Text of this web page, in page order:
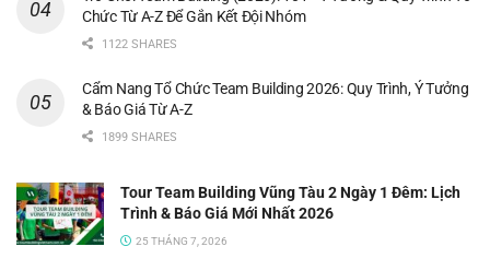
Chức Từ A-Z Để Gắn Kết Đội Nhóm
1122 SHARES
Cẩm Nang Tổ Chức Team Building 2026: Quy Trình, Ý Tưởng
& Báo Giá Từ A-Z
1899 SHARES
Tour Team Building Vũng Tàu 2 Ngày 1 Đêm: Lịch
Trình & Báo Giá Mới Nhất 2026
25 THÁNG 7, 2026